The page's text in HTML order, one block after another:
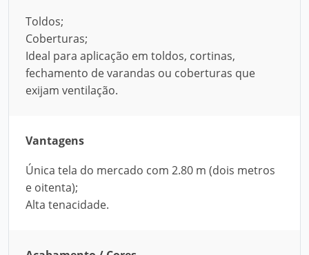
Toldos;
Coberturas;
Ideal para aplicação em toldos, cortinas,
fechamento de varandas ou coberturas que
exijam ventilação.
Vantagens
Única tela do mercado com 2.80 m (dois metros
e oitenta);
Alta tenacidade.